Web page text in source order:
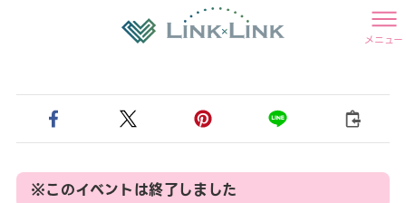
メニュー
※このイベントは終了しました